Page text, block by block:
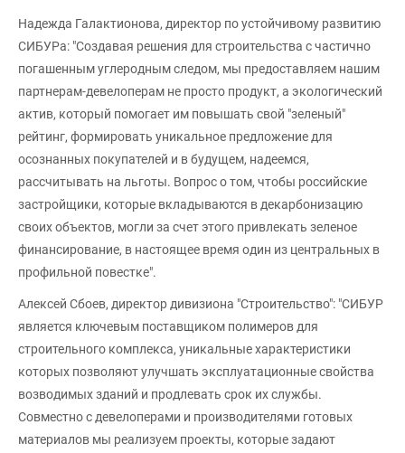
Надежда Галактионова, директор по устойчивому развитию
СИБУРа: "Создавая решения для строительства с частично
погашенным углеродным следом, мы предоставляем нашим
партнерам-девелоперам не просто продукт, а экологический
актив, который помогает им повышать свой "зеленый"
рейтинг, формировать уникальное предложение для
осознанных покупателей и в будущем, надеемся,
рассчитывать на льготы. Вопрос о том, чтобы российские
застройщики, которые вкладываются в декарбонизацию
своих объектов, могли за счет этого привлекать зеленое
финансирование, в настоящее время один из центральных в
профильной повестке".
Алексей Сбоев, директор дивизиона "Строительство": "СИБУР
является ключевым поставщиком полимеров для
строительного комплекса, уникальные характеристики
которых позволяют улучшать эксплуатационные свойства
возводимых зданий и продлевать срок их службы.
Совместно с девелоперами и производителями готовых
материалов мы реализуем проекты, которые задают